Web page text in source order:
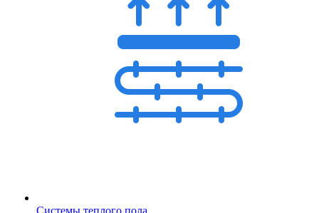
Системы теплого пола